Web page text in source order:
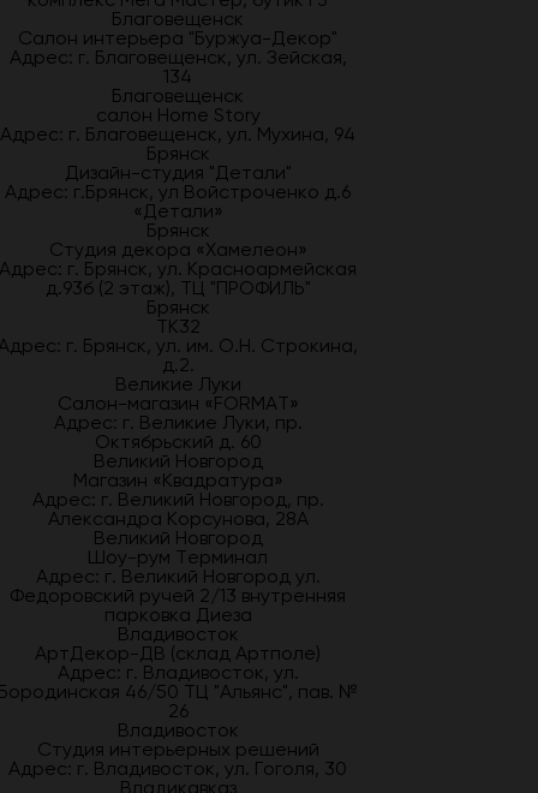
Благовещенск
Салон интерьера "Буржуа-Декор"
Адрес: г. Благовещенск, ул. Зейская,
134
Благовещенск
салон Home Story
Адрес: г. Благовещенск, ул. Мухина, 94
Брянск
Дизайн-студия "Детали"
Адрес: г.Брянск, ул Войстроченко д.6
«Детали»
Брянск
Студия декора «Хамелеон»
Адрес: г. Брянск, ул. Красноармейская
д.93б (2 этаж), ТЦ "ПРОФИЛЬ"
Брянск
ТК32
г. Брянск, ул. им. О.Н. Строкина,
д.2.
Великие Луки
Салон-магазин «FORMAT»
Адрес: г. Великие Луки, пр.
Октябрьский д. 60
Великий Новгород
Магазин «Квадратура»
Адрес: г. Великий Новгород, пр.
Александра Корсунова, 28А
Великий Новгород
Шоу-рум Терминал
Адрес: г. Великий Новгород ул.
Федоровский ручей 2/13 внутренняя
парковка Диеза
Владивосток
АртДекор-ДВ (склад Артполе)
Адрес: г. Владивосток, ул.
46/50 ТЦ "Альянс", пав. №
26
Владивосток
Студия интерьерных решений
Адрес: г. Владивосток, ул. Гоголя, 30
Владикавказ